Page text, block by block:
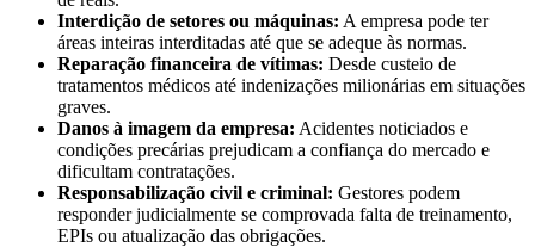
Interdição de setores ou máquinas: A empresa pode ter
áreas inteiras interditadas até que se adeque às normas.
Reparação financeira de vítimas: Desde custeio de
tratamentos médicos até indenizações milionárias em situações
graves.
Danos à imagem da empresa: Acidentes noticiados e
condições precárias prejudicam a confiança do mercado e
dificultam contratações.
Responsabilização civil e criminal: Gestores podem
responder judicialmente se comprovada falta de treinamento,
EPIs ou atualização das obrigações.